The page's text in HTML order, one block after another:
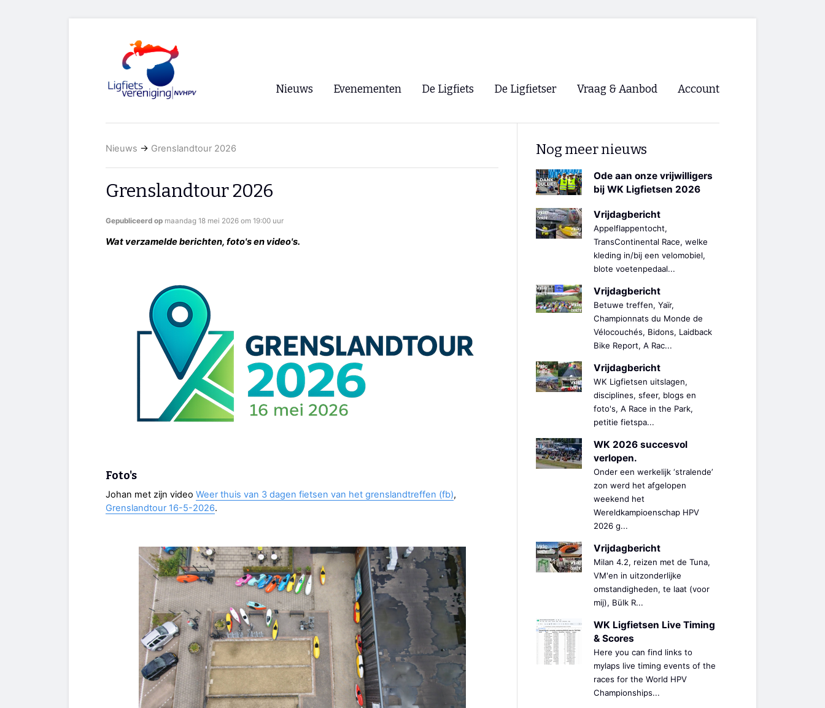
Nieuws Evenementen
WK Ligfietsen 2026
De Ligfiets De Ligfietser
Ligfietsvereninging NVHPV
Lokale Fietsverenigingen
EHPVA & EuSupino 🡺
Vraag & Aanbod Account
Nieuws → Grenslandtour 2026
Grenslandtour 2026
Gepubliceerd op maandag 18 mei 2026 om 19:00 uur
Wat verzamelde berichten, foto's en video's.
Foto's
Johan met zijn video Weer thuis van 3 dagen fietsen van het grenslandtreffen (fb),
Grenslandtour 16-5-2026.
Nog meer nieuws
Ode aan onze vrijwilligers
bij WK Ligfietsen 2026
Vrijdagbericht
Appelflappentocht,
TransContinental Race, welke
kleding in/bij een velomobiel,
blote voetenpedaal...
Vrijdagbericht
Betuwe treffen, Yaïr,
Championnats du Monde de
Vélocouchés, Bidons, Laidback
Bike Report, A Rac...
Vrijdagbericht
WK Ligfietsen uitslagen,
disciplines, sfeer, blogs en
foto's, A Race in the Park,
petitie fietspa...
WK 2026 succesvol
verlopen.
Onder een werkelijk ‘stralende’
zon werd het afgelopen
weekend het
Wereldkampioenschap HPV
2026 g...
Vrijdagbericht
Milan 4.2, reizen met de Tuna,
VM'en in uitzonderlijke
omstandigheden, te laat (voor
mij), Bülk R...
WK Ligfietsen Live Timing
& Scores
Here you can find links to
mylaps live timing events of the
races for the World HPV
Championships...